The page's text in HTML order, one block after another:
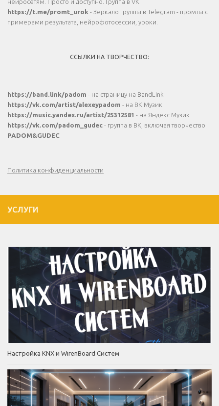
нейросетям. Просто и доступно. Группа в VK
https://t.me/promt_urok - Зеркало группы в Telegram - промты с
примерами результата, нейрофотосессии, уроки.
ССЫЛКИ НА ТВОРЧЕСТВО:
https://band.link/padom - на страницу на BandLink
https://vk.com/artist/alexeypadom - на ВК Музик
https://music.yandex.ru/artist/25312581 - на Яндекс Музик
https://vk.com/padom_gudec - группа в ВК, включая творчество
PADOM&GUDEC
Политика конфиденциальности
УСЛУГИ
Настройка KNX и WirenBoard Систем